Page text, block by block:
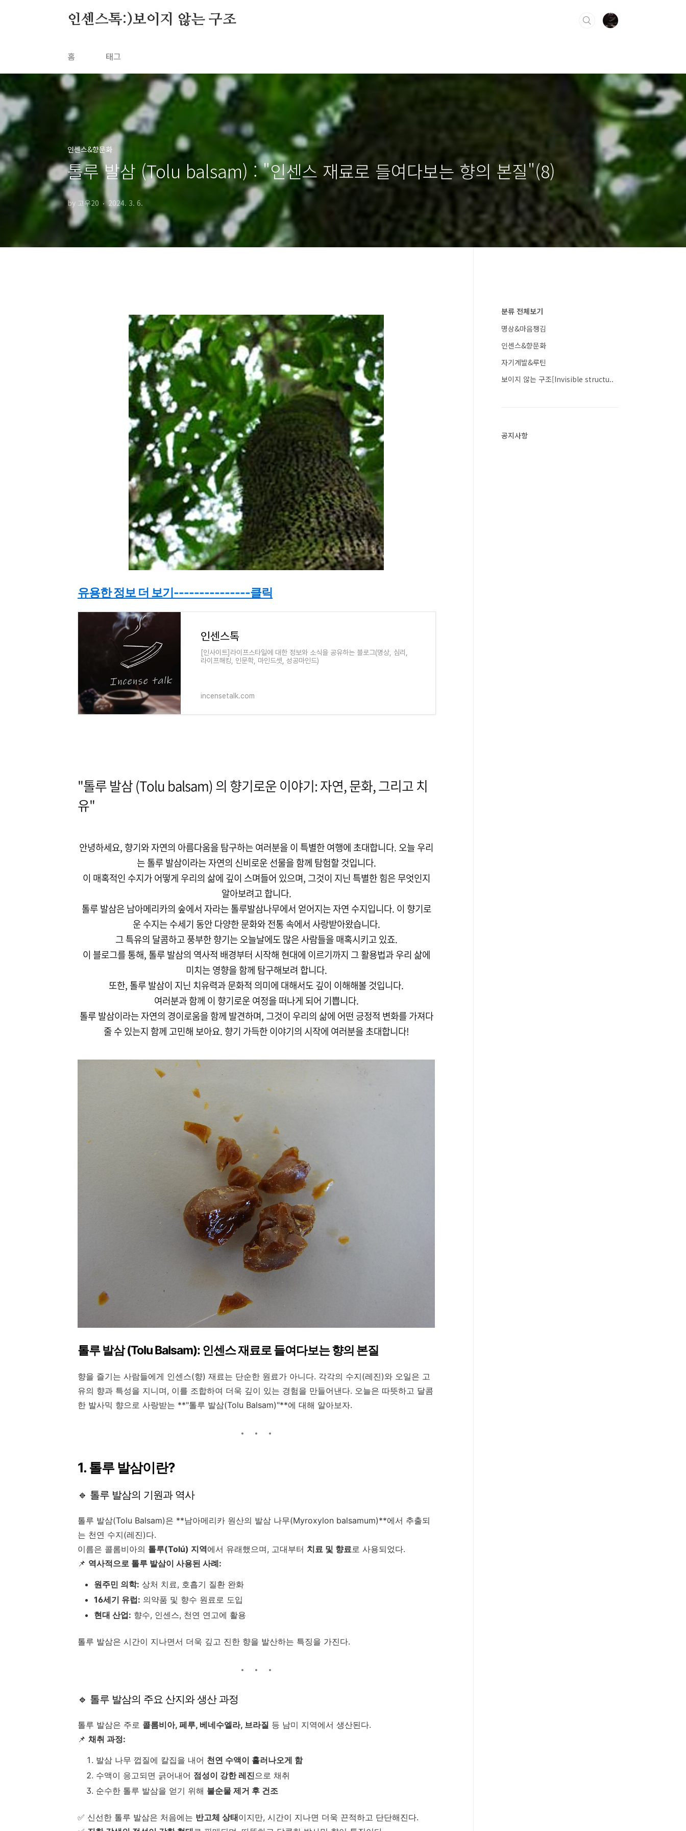
인센스톡:)보이지 않는 구조
홈 태그
인센스&향문화
톨루 발삼 (Tolu balsam) : "인센스 재료로 들여다보는 향의 본질"(8)
by 고우20 2024. 3. 6.
유용한 정보 더 보기---------------클릭
인센스톡
[인사이트]라이프스타일에 대한 정보와 소식을 공유하는 블로그(명상, 심리,
라이프해킹, 인문학, 마인드셋, 성공마인드)
incensetalk.com
"톨루 발삼(Tolu balsam)의 향기로운 이야기: 자연, 문화, 그리고 치
유"
안녕하세요, 향기와 자연의 아름다움을 탐구하는 여러분을 이 특별한 여행에 초대합니다. 오늘 우리
는 톨루 발삼이라는 자연의 신비로운 선물을 함께 탐험할 것입니다.
이 매혹적인 수지가 어떻게 우리의 삶에 깊이 스며들어 있으며, 그것이 지닌 특별한 힘은 무엇인지
알아보려고 합니다.
톨루 발삼은 남아메리카의 숲에서 자라는 톨루발삼나무에서 얻어지는 자연 수지입니다. 이 향기로
운 수지는 수세기 동안 다양한 문화와 전통 속에서 사랑받아왔습니다.
그 특유의 달콤하고 풍부한 향기는 오늘날에도 많은 사람들을 매혹시키고 있죠.
이 블로그를 통해, 톨루 발삼의 역사적 배경부터 시작해 현대에 이르기까지 그 활용법과 우리 삶에
미치는 영향을 함께 탐구해보려 합니다.
또한, 톨루 발삼이 지닌 치유력과 문화적 의미에 대해서도 깊이 이해해볼 것입니다.
여러분과 함께 이 향기로운 여정을 떠나게 되어 기쁩니다.
톨루 발삼이라는 자연의 경이로움을 함께 발견하며, 그것이 우리의 삶에 어떤 긍정적 변화를 가져다
줄 수 있는지 함께 고민해 보아요. 향기 가득한 이야기의 시작에 여러분을 초대합니다!
톨루 발삼 (Tolu Balsam): 인센스 재료로 들여다보는 향의 본질
향을 즐기는 사람들에게 인센스(향) 재료는 단순한 원료가 아니다. 각각의 수지(레진)와 오일은 고
유의 향과 특성을 지니며, 이를 조합하여 더욱 깊이 있는 경험을 만들어낸다. 오늘은 따뜻하고 달콤
한 발사믹 향으로 사랑받는 **"톨루 발삼(Tolu Balsam)"**에 대해 알아보자.
1. 톨루 발삼이란?
🔹 톨루 발삼의 기원과 역사
톨루 발삼(Tolu Balsam)은 **남아메리카 원산의 발삼 나무(Myroxylon balsamum)**에서 추출되
는 천연 수지(레진)다.
이름은 콜롬비아의 톨루(Tolú) 지역에서 유래했으며, 고대부터 치료 및 향료 로 사용되었다.
📌 역사적으로 톨루 발삼이 사용된 사례:
원주민 의학: 상처 치료, 호흡기 질환 완화
16세기 유럽: 의약품 및 향수 원료로 도입
현대 산업: 향수, 인센스, 천연 연고에 활용
톨루 발삼은 시간이 지나면서 더욱 깊고 진한 향을 발산하는 특징을 가진다.
🔹 톨루 발삼의 주요 산지와 생산 과정
톨루 발삼은 주로 콜롬비아, 페루, 베네수엘라, 브라질 등 남미 지역에서 생산된다.
📌 채취 과정:
발삼 나무 껍질에 칼집을 내어 천연 수액이 흘러나오게 함
수액이 응고되면 긁어내어 점성이 강한 레진으로 채취
순수한 톨루 발삼을 얻기 위해 불순물 제거 후 건조
✅ 신선한 톨루 발삼은 처음에는 반고체 상태이지만, 시간이 지나면 더욱 끈적하고 단단해진다.
분류 전체보기
명상&마음챙김
인센스&향문화
자기계발&루틴
보이지 않는 구조[Invisible structu..
공지사항